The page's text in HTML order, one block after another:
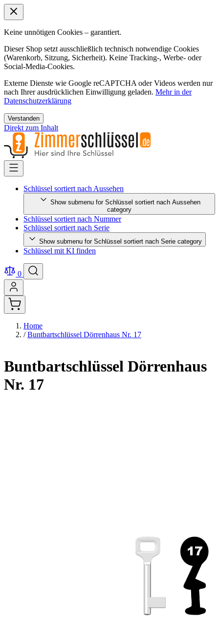
Keine unnötigen Cookies – garantiert.
Dieser Shop setzt ausschließlich technisch notwendige Cookies
(Warenkorb, Sitzung, Sicherheit). Keine Tracking-, Werbe- oder
Social-Media-Cookies.
Externe Dienste wie Google reCAPTCHA oder Videos werden nur
nach Ihrer ausdrücklichen Einwilligung geladen. Mehr in der
Datenschutzerklärung
Verstanden
Direkt zum Inhalt
Schlüssel sortiert nach Aussehen
Show submenu for Schlüssel sortiert nach Aussehen
category
Schlüssel sortiert nach Nummer
Schlüssel sortiert nach Serie
Show submenu for Schlüssel sortiert nach Serie category
Schlüssel mit KI finden
0
Home
/ Buntbartschlüssel Dörrenhaus Nr. 17
Buntbartschlüssel Dörrenhaus
Nr. 17